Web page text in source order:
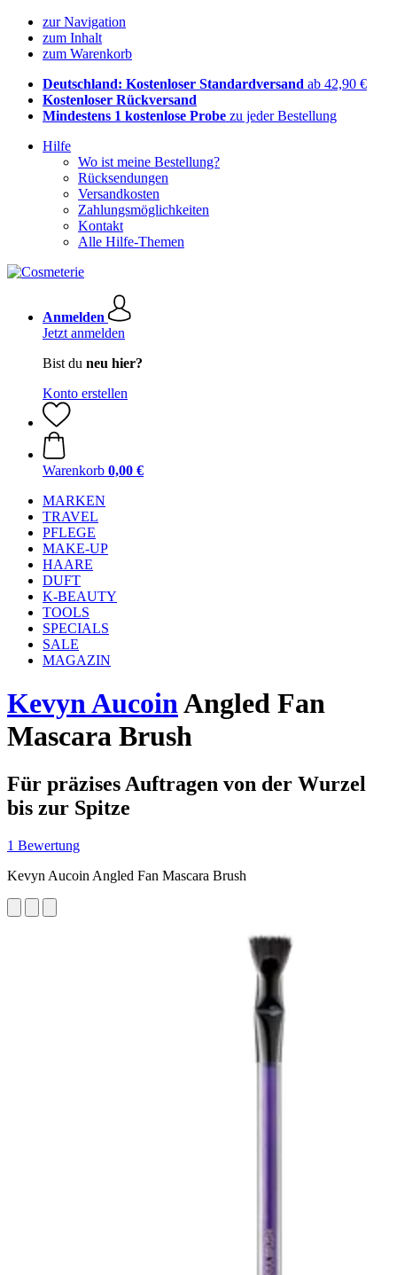
zur Navigation
zum Inhalt
zum Warenkorb
Deutschland: Kostenloser Standardversand ab 42,90 €
Kostenloser Rückversand
Mindestens 1 kostenlose Probe zu jeder Bestellung
Hilfe
Wo ist meine Bestellung?
Rücksendungen
Versandkosten
Zahlungsmöglichkeiten
Kontakt
Alle Hilfe-Themen
Anmelden
Jetzt anmelden
Bist du neu hier?
Konto erstellen
Warenkorb 0,00 €
MARKEN
TRAVEL
PFLEGE
MAKE-UP
HAARE
DUFT
K-BEAUTY
TOOLS
SPECIALS
SALE
MAGAZIN
Kevyn AucoinAngled Fan
Mascara Brush
Für präzises Auftragen von der Wurzel
bis zur Spitze
1 Bewertung
Kevyn Aucoin Angled Fan Mascara Brush